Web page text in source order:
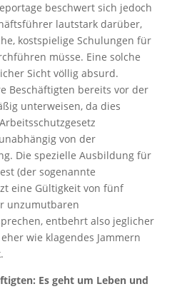
beschwert sich jedoch
lautstark darüber,
kostspielige Schulungen für
müsse. Eine solche
Sicht völlig absurd.
Beschäftigten bereits vor der
unterweisen, da dies
von der
Die spezielle Ausbildung für
(der sogenannte
eine Gültigkeit von fünf
unzumutbaren
entbehrt also jeglicher
wie klagendes Jammern
Es geht um Leben und